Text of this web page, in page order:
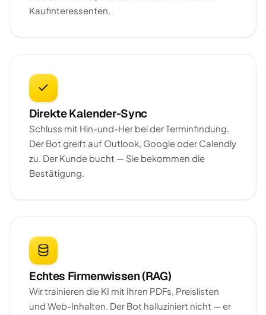
Kaufinteressenten.
Direkte Kalender-Sync
Schluss mit Hin-und-Her bei der Terminfindung.
Der Bot greift auf Outlook, Google oder Calendly
zu. Der Kunde bucht — Sie bekommen die
Bestätigung.
Echtes Firmenwissen (RAG)
Wir trainieren die KI mit Ihren PDFs, Preislisten
und Web-Inhalten. Der Bot halluziniert nicht — er